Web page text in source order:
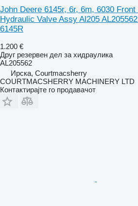
John Deere 6145r, 6r, 6m, 6030
Hydraulic Valve Assy Al205 AL205562
6145R
1.200 €
Друг резервен дел за хидраулика
AL205562
Ирска, Courtmacsherry
COURTMACSHERRY MACHINERY LTD
Контактирајте го продавачот